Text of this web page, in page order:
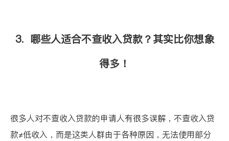
3. 哪些人适合不查收入贷款？其实比你想象
得多！
很多人对不查收入贷款的申请人有很多误解，不查收入贷
款≠低收入，而是这类人群由于各种原因，无法使用部分